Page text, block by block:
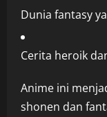
Dunia fantasy
Cerita heroik
Anime ini
shonen dan